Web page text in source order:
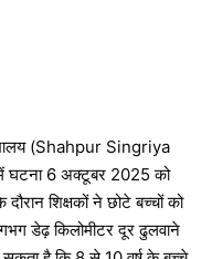
(Shahpur Singriya
6 अक्टूबर 2025 को
शिक्षकों ने छोटे बच्चों को
डेढ़ किलोमीटर दूर ढुलवाने